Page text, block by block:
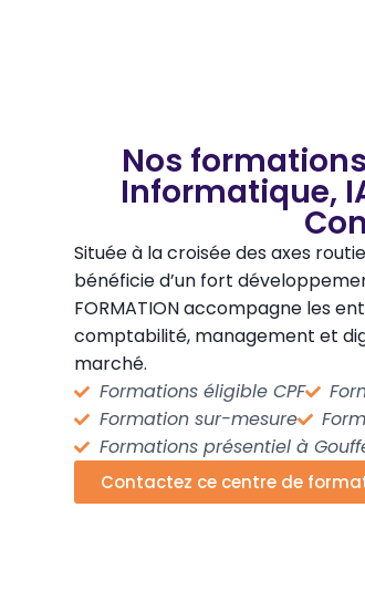
Nos
Informatique,
Située à la croisée des axes
bénéficie d’un fort
FORMATION accompagne les
comptabilité, management et
marché.
Formations éligible CPF
Formation sur-mesure
Formations présentiel à
Contactez ce centre de